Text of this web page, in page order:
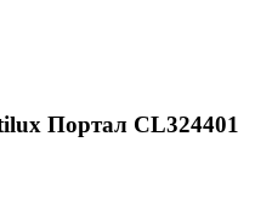
Портал CL324401